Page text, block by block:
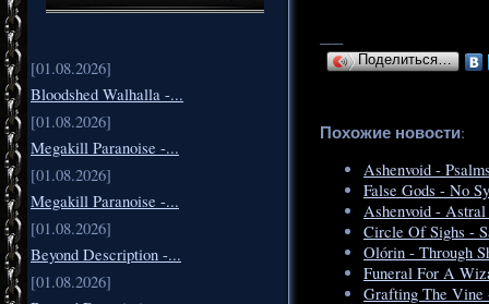
[01.08.2026]
Bloodshed Walhalla -...
[01.08.2026]
Megakill Paranoise -...
[01.08.2026]
Megakill Paranoise -...
[01.08.2026]
Beyond Description -...
[01.08.2026]
Поделиться…
Похожие новости:
Ashenvoid -
False Gods - No
Ashenvoid - Astral
Circle Of Sighs -
Olórin - Through
Funeral For A
Grafting The Vine